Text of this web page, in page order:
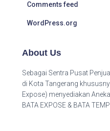
Comments feed
WordPress.org
About Us
Sebagai Sentra Pusat
di Kota Tangerang
Expose) menyediakan
BATA EXPOSE & BATA